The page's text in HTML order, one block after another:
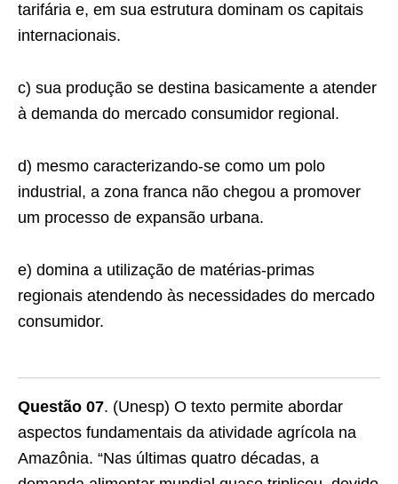
tarifária e, em sua estrutura dominam os capitais
internacionais.
c) sua produção se destina basicamente a atender
à demanda do mercado consumidor regional.
d) mesmo caracterizando-se como um polo
industrial, a zona franca não chegou a promover
um processo de expansão urbana.
e) domina a utilização de matérias-primas
regionais atendendo às necessidades do mercado
consumidor.
Questão 07. (Unesp) O texto permite abordar
aspectos fundamentais da atividade agrícola na
Amazônia. “Nas últimas quatro décadas, a